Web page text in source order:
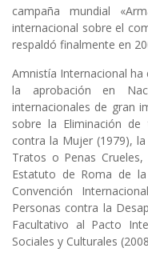
campaña mundial
internacional sobre el
respaldó finalmente en
Amnistía Internacional
la aprobación en
internacionales de gran
sobre la Eliminación
contra la Mujer (1979),
Tratos o Penas
Estatuto de Roma de
Convención
Personas contra la
Facultativo al Pacto
Sociales y Culturales